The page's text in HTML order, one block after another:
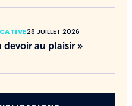
28 JUILLET 2026
devoir au plaisir »